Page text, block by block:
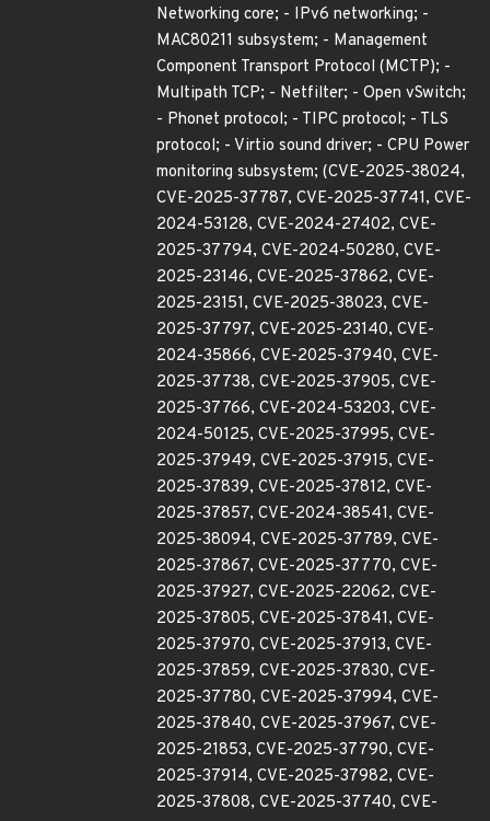
Networking core; - IPv6 networking; -
MAC80211 subsystem; - Management
Component Transport Protocol (MCTP); -
Multipath TCP; - Netfilter; - Open vSwitch;
- Phonet protocol; - TIPC protocol; - TLS
protocol; - Virtio sound driver; - CPU Power
monitoring subsystem; (CVE-2025-38024,
CVE-2025-37787, CVE-2025-37741, CVE-
2024-53128, CVE-2024-27402, CVE-
2025-37794, CVE-2024-50280, CVE-
2025-23146, CVE-2025-37862, CVE-
2025-23151, CVE-2025-38023, CVE-
2025-37797, CVE-2025-23140, CVE-
2024-35866, CVE-2025-37940, CVE-
2025-37738, CVE-2025-37905, CVE-
2025-37766, CVE-2024-53203, CVE-
2024-50125, CVE-2025-37995, CVE-
2025-37949, CVE-2025-37915, CVE-
2025-37839, CVE-2025-37812, CVE-
2025-37857, CVE-2024-38541, CVE-
2025-38094, CVE-2025-37789, CVE-
2025-37867, CVE-2025-37770, CVE-
2025-37927, CVE-2025-22062, CVE-
2025-37805, CVE-2025-37841, CVE-
2025-37970, CVE-2025-37913, CVE-
2025-37859, CVE-2025-37830, CVE-
2025-37780, CVE-2025-37994, CVE-
2025-37840, CVE-2025-37967, CVE-
2025-21853, CVE-2025-37790, CVE-
2025-37914, CVE-2025-37982, CVE-
2025-37808, CVE-2025-37740, CVE-